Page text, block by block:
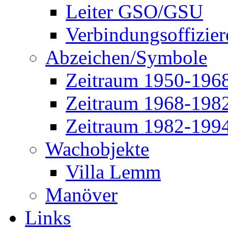
Leiter GSO/GSU
Abzeichen/Symbole
Zeitraum 1950-
Zeitraum 1968-
Zeitraum 1982-
Wachobjekte
Villa Lemm
Manöver
Links